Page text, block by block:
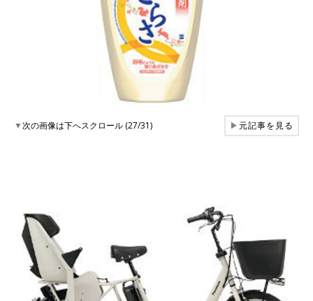
▼次の画像は下へスクロール (27/31) ▶元記事を見る